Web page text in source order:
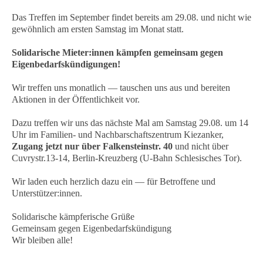
Das Treffen im September findet bereits am 29.08. und nicht wie
gewöhnlich am ersten Samstag im Monat statt.
Solidarische Mieter:innen kämpfen gemeinsam gegen
Eigenbedarfskündigungen!
Wir treffen uns monatlich — tauschen uns aus und bereiten
Aktionen in der Öffentlichkeit vor.
Dazu treffen wir uns das nächste Mal am Samstag 29.08. um 14
Uhr im Familien- und Nachbarschaftszentrum Kiezanker,
Zugang jetzt nur über Falkensteinstr. 40 und nicht über
Cuvrystr.13-14, Berlin-Kreuzberg (U-Bahn Schlesisches Tor).
Wir laden euch herzlich dazu ein — für Betroffene und
Unterstützer:innen.
Solidarische kämpferische Grüße
Gemeinsam gegen Eigenbedarfskündigung
Wir bleiben alle!